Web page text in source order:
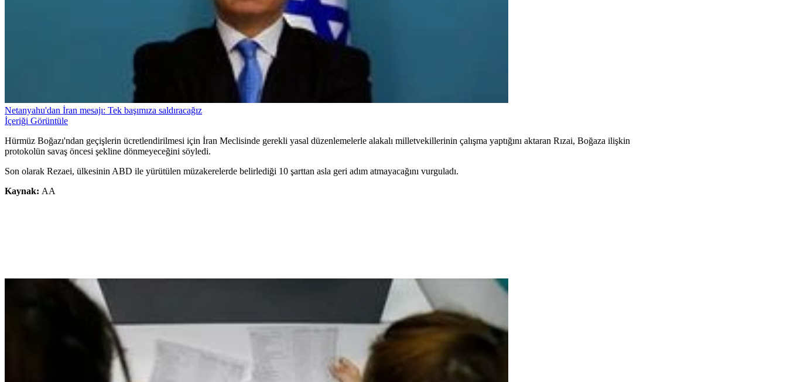
Netanyahu'dan İran mesajı: Tek başımıza saldıracağız
İçeriği Görüntüle
Hürmüz Boğazı'ndan geçişlerin ücretlendirilmesi için İran Meclisinde gerekli yasal düzenlemelerle alakalı milletvekillerinin çalışma yaptığını aktaran Rızai, Boğaza ilişkin
protokolün savaş öncesi şekline dönmeyeceğini söyledi.
Son olarak Rezaei, ülkesinin ABD ile yürütülen müzakerelerde belirlediği 10 şarttan asla geri adım atmayacağını vurguladı.
Kaynak: AA